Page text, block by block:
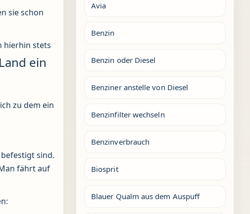
sie schon
hierhin stets
ein
zu dem ein
sind.
fährt auf
Avia
Benzin
Benzin oder Diesel
Benziner anstelle von Diesel
Benzinfilter wechseln
Benzinverbrauch
Biosprit
Blauer Qualm aus dem Auspuff